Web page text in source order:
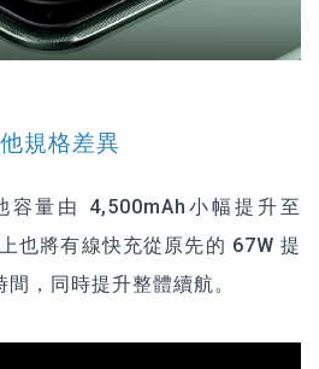
規格差異
容量由 4,500mAh小幅提升至
也將有線快充從原先的 67W 提
，同時提升整體續航。